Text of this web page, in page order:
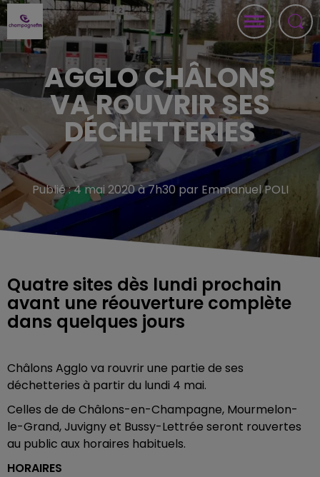
AGGLO CHÂLONS
VA ROUVRIR SES
DÉCHETTERIES
Publié : 4 mai 2020 à 7h30 par Emmanuel POLI
Quatre sites dès lundi prochain
avant une réouverture complète
dans quelques jours
Châlons Agglo va rouvrir une partie de ses
déchetteries à partir du lundi 4 mai.
Celles de de Châlons-en-Champagne, Mourmelon-
le-Grand, Juvigny et Bussy-Lettrée seront rouvertes
au public aux horaires habituels.
HORAIRES